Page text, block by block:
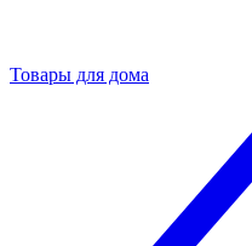
Товары для дома